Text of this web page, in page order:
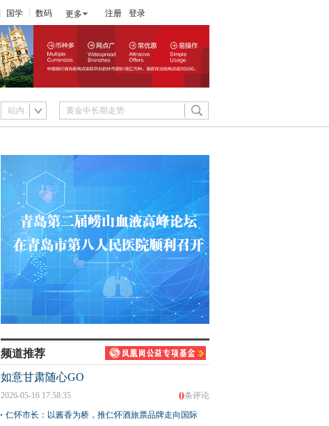
国学 数码 更多 注册 登录
站内
频道推荐
如意甘肃随心GO
0条评论
2026-05-16 17:58:35
仁怀市长：以酱香为桥，推仁怀酒旅票品牌走向国际